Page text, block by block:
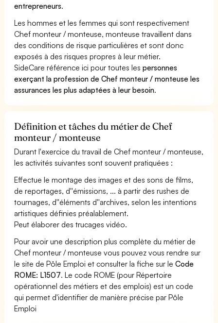
entrepreneurs.
Les hommes et les femmes qui sont respectivement
Chef monteur / monteuse, monteuse travaillent dans
des conditions de risque particulières et sont donc
exposés à des risques propres à leur métier.
SideCare référence ici pour toutes lespersonnes
exerçant la profession de Chef monteur / monteuse les
assurances les plus adaptées à leur besoin.
Définition et tâches du métier de Chef
monteur / monteuse
Durant l'exercice du travail de Chef monteur / monteuse,
les activités suivantes sont souvent pratiquées :
Effectue le montage des images et des sons de films,
de reportages, d''émissions, ... à partir des rushes de
tournages, d''éléments d''archives, selon les intentions
artistiques définies préalablement.
Peut élaborer des trucages vidéo.
Pour avoir une description plus complète du métier de
Chef monteur / monteuse vous pouvez vous rendre sur
le site de Pôle Emploi et consulter la fiche sur leCode
ROME: L1507. Le code ROME (pour Répertoire
opérationnel des métiers et des emplois) est un code
qui permet d'identifier de manière précise par Pôle
Emploi